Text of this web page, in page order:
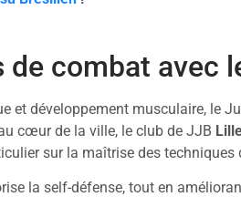
de combat avec
et développement musculaire, le
cœur de la ville, le club de JJB
sur la maîtrise des
la self-défense, tout en